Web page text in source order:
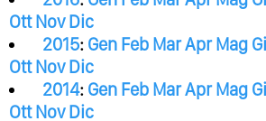
Ott Nov Dic
2015: Gen Feb MarApr Mag
Ott Nov Dic
2014: Gen Feb MarApr Mag
Ott Nov Dic